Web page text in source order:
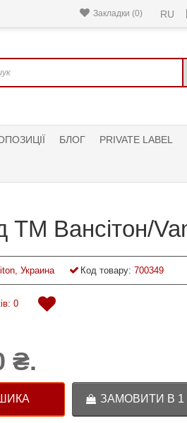
RU |
Закладки (0)
БЛОГ PRIVATE LABEL
ТМ Вансітон/
Украина Код товару: 700349
0
₴.
ЗАМОВИТИ В 1